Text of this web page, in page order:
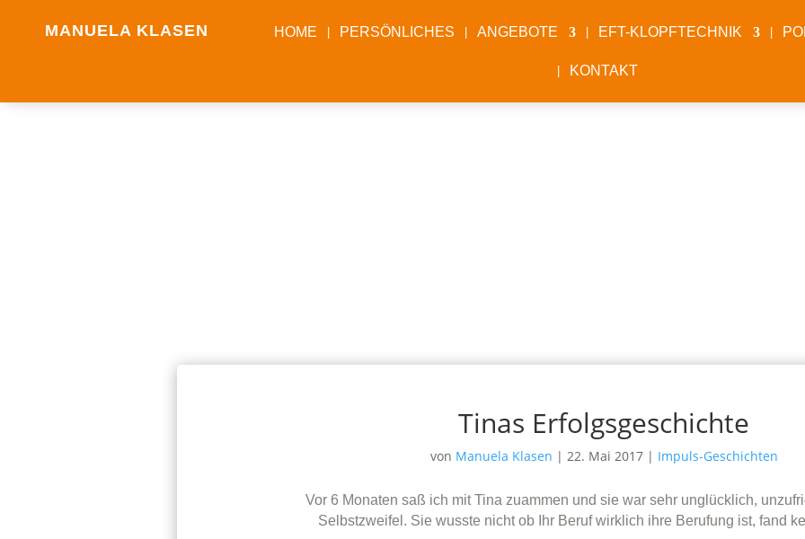
MANUELA KLASEN HOME PERSÖNLICHES ANGEBOTE EFT-KLOPFTECHNIK
KONTAKT
Tinas Erfolgsgeschichte
von Manuela Klasen | 22. Mai 2017| Impuls-Geschichten
Vor 6 Monaten saß ich mit Tina zuammen und sie war sehr unglücklich,
Selbstzweifel. Sie wusste nicht ob Ihr Beruf wirklich ihre Berufung ist, fand